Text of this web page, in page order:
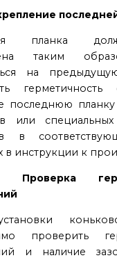
планка
таким
на
герметичность
последнюю
или
в
в инструкции к
Проверка
проверить
и наличие